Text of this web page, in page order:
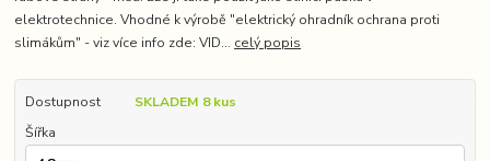
elektrotechnice. Vhodné k výrobě "elektrický ohradník ochrana proti
slimákům" - viz více info zde: VID... celý popis
Dostupnost
SKLADEM 8 kus
Šířka